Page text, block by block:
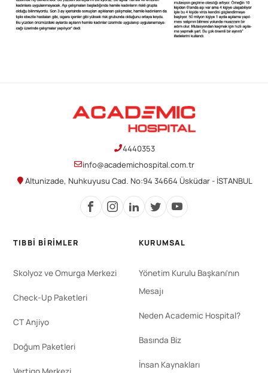
4440353
info@academichospital.com.tr
Altunizade, Nuhkuyusu Cad. No:94 34664 Üsküdar - İSTANBUL
TIBBI BIRIMLER
Skolyoz ve Omurga Merkezi
Check-Up Paketleri
CT Anjiyo
Doğum Paketleri
KURUMSAL
Yönetim Kurulu Başkanı'nın
Mesajı
Neden Academic Hospital?
Basında Biz
İnsan Kaynakları